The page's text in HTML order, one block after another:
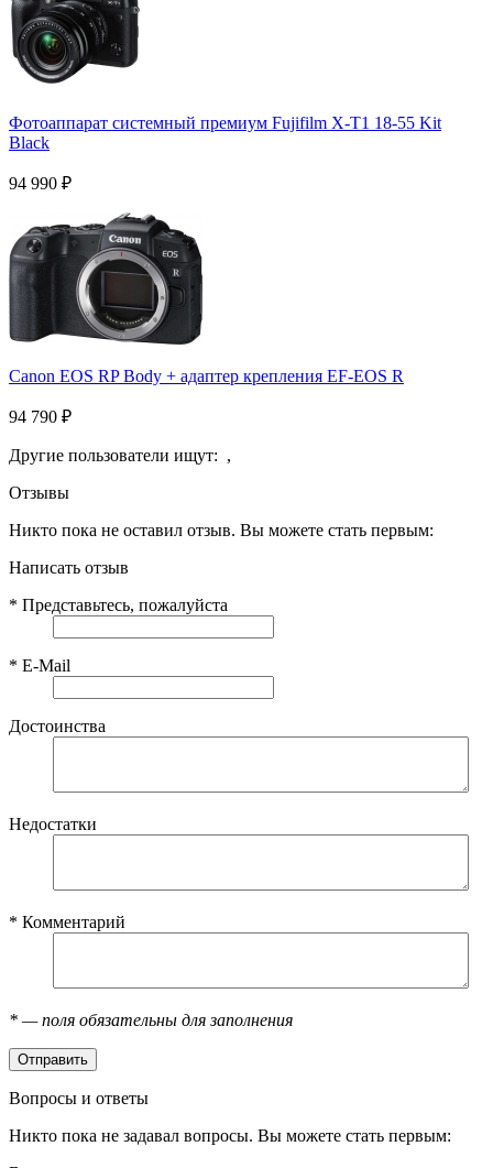
Фотоаппарат системный премиум Fujifilm X-T1 18-55 Kit
Black
94 990 ₽
Canon EOS RP Body + адаптер крепления EF-EOS R
94 790 ₽
Другие пользователи ищут: ,
Отзывы
Никто пока не оставил отзыв. Вы можете стать первым:
Написать отзыв
* Представьтесь, пожалуйста
* E-Mail
Достоинства
Недостатки
* Комментарий
* — поля обязательны для заполнения
Вопросы и ответы
Никто пока не задавал вопросы. Вы можете стать первым: